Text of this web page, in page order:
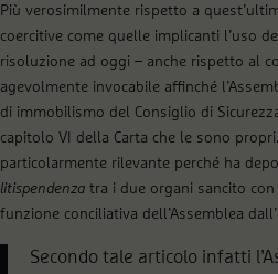
Più verosimilmente rispetto a
coercitive come quelle implicanti l’uso
risoluzione ad oggi – anche rispetto al
agevolmente invocabile affinché
di immobilismo del Consiglio di
capitolo VI della Carta che le sono
particolarmente rilevante perché ha
litispendenza tra i due organi sancito
funzione conciliativa dell’Assemblea
Secondo tale articolo infatti